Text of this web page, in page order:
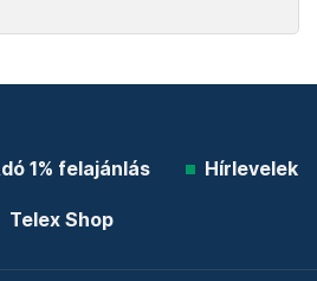
1% felajánlás Hírlevelek
Telex Shop